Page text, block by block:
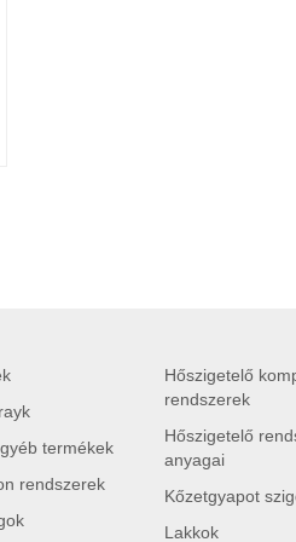
termékek
rendszerek
Hőszigetelő
rendszerek
Hőszigetelő
anyagai
Kőzetgyapot
Lakkok